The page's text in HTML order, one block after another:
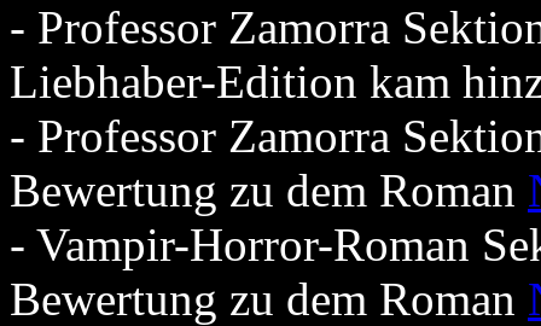
- Professor Zamorra
Liebhaber-Edition kam
- Professor Zamorra
Bewertung zu dem Roman
- Vampir-Horror-Roman
Bewertung zu dem Roman